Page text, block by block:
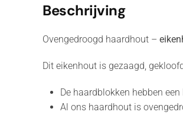
Beschrijving
Ovengedroogd haardhout – eik
Dit eikenhout is gezaagd,
De haardblokken hebben
Al ons haardhout is